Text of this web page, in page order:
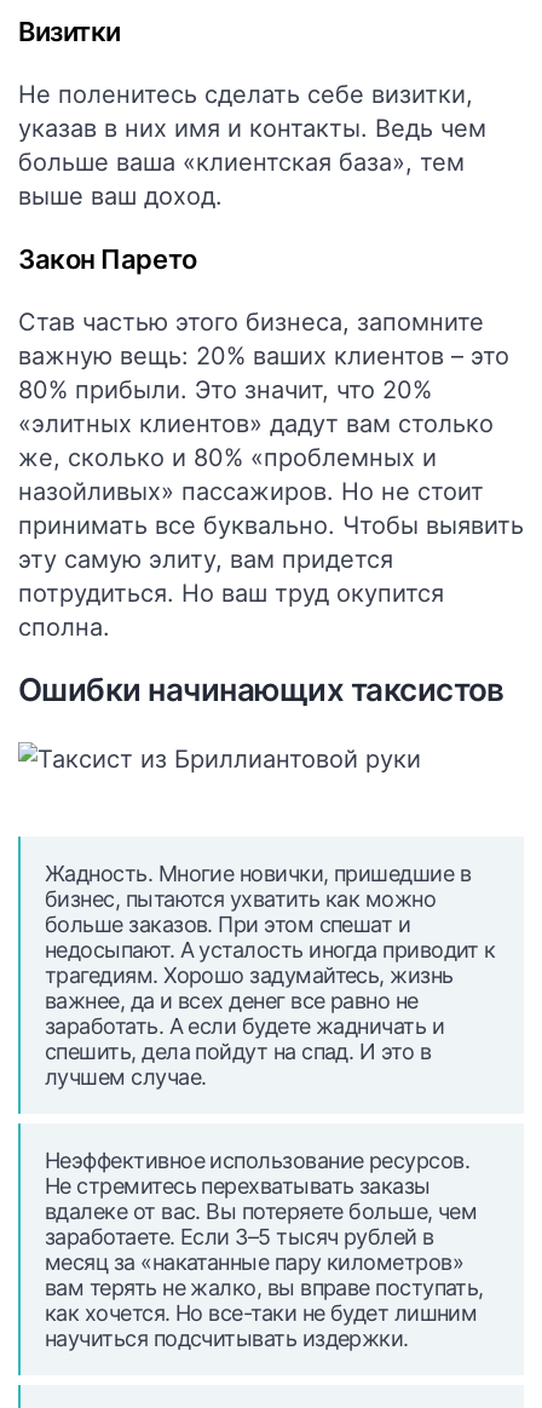
Визитки
Не поленитесь сделать себе визитки,
указав в них имя и контакты. Ведь чем
больше ваша «клиентская база», тем
выше ваш доход.
Закон Парето
Став частью этого бизнеса, запомните
важную вещь: 20% ваших клиентов – это
80% прибыли. Это значит, что 20%
«элитных клиентов» дадут вам столько
же, сколько и 80% «проблемных и
назойливых» пассажиров. Но не стоит
принимать все буквально. Чтобы выявить
эту самую элиту, вам придется
потрудиться. Но ваш труд окупится
сполна.
Ошибки начинающих таксистов
Жадность. Многие новички, пришедшие в
бизнес, пытаются ухватить как можно
больше заказов. При этом спешат и
недосыпают. А усталость иногда приводит к
трагедиям. Хорошо задумайтесь, жизнь
важнее, да и всех денег все равно не
заработать. А если будете жадничать и
спешить, дела пойдут на спад. И это в
лучшем случае.
Неэффективное использование ресурсов.
Не стремитесь перехватывать заказы
вдалеке от вас. Вы потеряете больше, чем
заработаете. Если 3–5 тысяч рублей в
месяц за «накатанные пару километров»
вам терять не жалко, вы вправе поступать,
как хочется. Но все-таки не будет лишним
научиться подсчитывать издержки.